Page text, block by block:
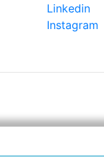
Linkedin
Instagram